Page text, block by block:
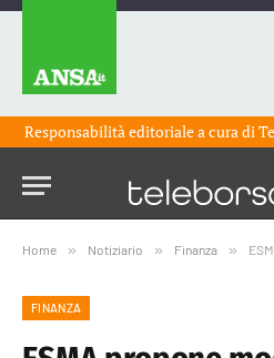
Responsabilità editoriale a cura di
Home » Notiziario » Finanza » ESMA
FINANZA